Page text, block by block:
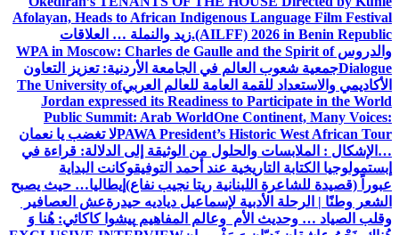
Afolayan, Heads to African Indigenous Language Film Festival
(AILFF) 2026 in Benin Republic. زيد والنملة … العلاقات
والدروسWPA in Moscow: Charles de Gaulle and the Spirit of
Dialogueجمعية شعوب العالم في الجامعة الأردنية: تعزيز التعاون
الأكاديمي والاستعداد للقمة العامة للعالم العربيThe University of
Jordan expressed its Readiness to Participate in the World
Public Summit: Arab WorldOne Continent, Many Voices:
PAWA President’s Historic West African Tourلا تغضب يا نعمان
…الإشكال : الملابسات والحلول من الوثيقة إلى الدلالة: قراءة في
إبستمولوجيا الكتابة التاريخية عند أحمد التوفيقوكانت البداية
عبوراً (قصيدة للشاعرة اللبنانية ريتا نجيب نفاع) إيطاليا… حيث يصبح
الشعر وطنًا | الرحلة الأدبية لإسماعيل دياديه حيدرةعش العصافير
وقلب الصياد … وحديث الأم وعالم المفاهيم پیشوا کاکائي: هُنا وَ